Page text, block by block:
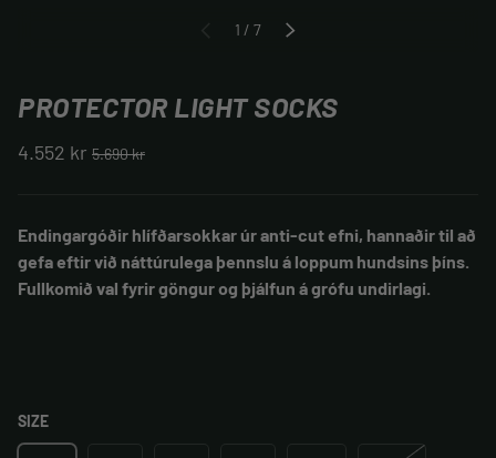
FYRRI1 / af
7 NÆSTA
PROTECTOR LIGHT SOCKS
4.552 kr 5.690 kr
Endingargóðir hlífðarsokkar úr anti-cut efni, hannaðir til að
gefa eftir við náttúrulega þennslu á loppum hundsins þíns.
Fullkomið val fyrir göngur og þjálfun á grófu undirlagi.
SIZE